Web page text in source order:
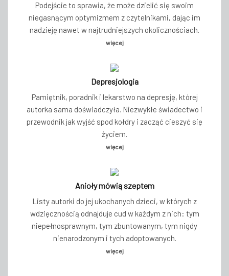
Podejście to sprawia, że może dzielić się swoim
niegasnącym optymizmem z czytelnikami, dając im
nadzieję nawet w najtrudniejszych okolicznościach.
więcej
Depresjologia
Pamiętnik, poradnik i lekarstwo na depresję, której
autorka sama doświadczyła. Niezwykłe świadectwo i
przewodnik jak wyjść spod kołdry i zacząć cieszyć się
życiem.
więcej
Anioły mówią szeptem
Listy autorki do jej ukochanych dzieci, w których z
wdzięcznością odnajduje cud w każdym z nich: tym
niepełnosprawnym, tym zbuntowanym, tym nigdy
nienarodzonym i tych adoptowanych.
więcej